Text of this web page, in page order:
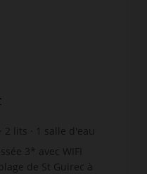
2 lits
salle d'eau
3* avec WIFI
de St Guirec à